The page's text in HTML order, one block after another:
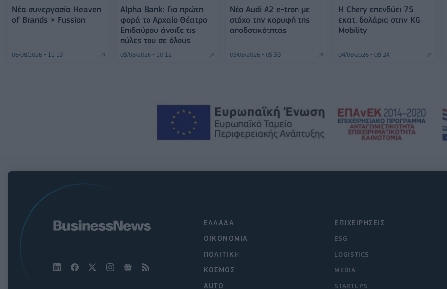
Νέα συνεργασία Heaven
of Brands × Fussion
06/08/2026 - 11:19
Alpha Bank: Για πρώτη
φορά το Αρχαίο Θέατρο
Επιδαύρου άνοιξε τις
πύλες του σε όλους
05/08/2026 - 10:12
Νέο Audi A2 e-tron με
στόχο την κορυφή της
αποδοτικότητας
05/08/2026 - 05:39
Η Chery επενδύει 75
εκατ. δολάρια στην KG
Mobility
04/08/2026 - 09:24
ΕΠΙΧΕΙΡΗΣΕΙΣ
ESG
LOGISTICS
MEDIA
STARTUPS
ΕΛΛΑΔΑ
ΟΙΚΟΝΟΜΙΑ
ΠΟΛΙΤΙΚΗ
ΚΟΣΜΟΣ
AUTO